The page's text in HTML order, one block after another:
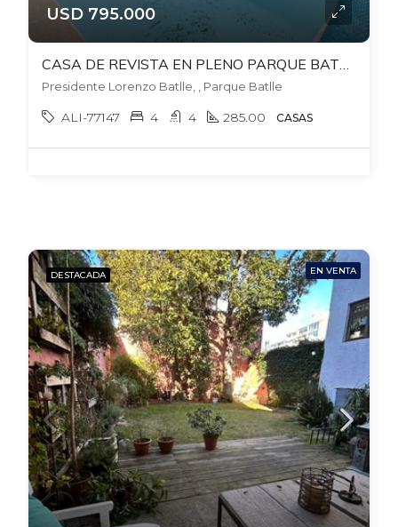
USD 795.000
Presidente Lorenzo Batlle, , Parque Batlle
ALI-77147 4 4 285.00 CASAS
DESTACADA EN VENTA